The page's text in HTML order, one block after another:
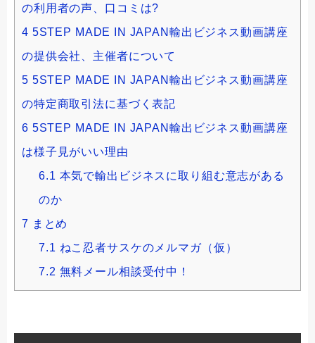
の利用者の声、口コミは?
4 5STEP MADE IN JAPAN輸出ビジネス動画講座
の提供会社、主催者について
5 5STEP MADE IN JAPAN輸出ビジネス動画講座
の特定商取引法に基づく表記
6 5STEP MADE IN JAPAN輸出ビジネス動画講座
は様子見がいい理由
6.1 本気で輸出ビジネスに取り組む意志がある
のか
7 まとめ
7.1 ねこ忍者サスケのメルマガ（仮）
7.2 無料メール相談受付中！